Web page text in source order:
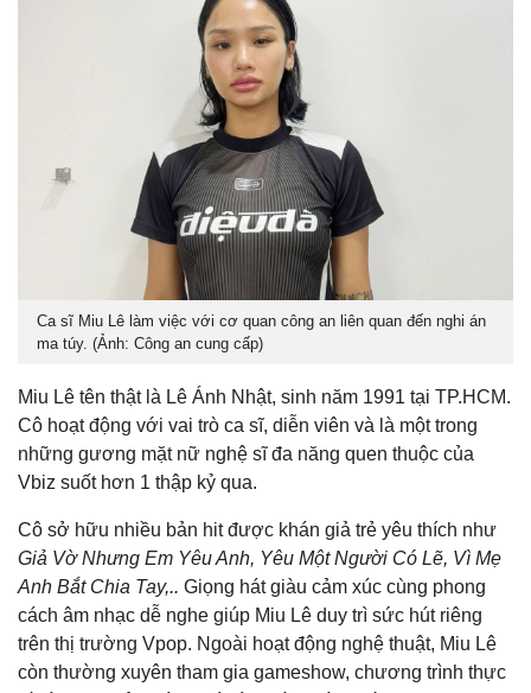
Ca sĩ Miu Lê làm việc với cơ quan công an liên quan đến nghi án
ma túy. (Ảnh: Công an cung cấp)
Miu Lê tên thật là Lê Ánh Nhật, sinh năm 1991 tại TP.HCM.
Cô hoạt động với vai trò ca sĩ, diễn viên và là một trong
những gương mặt nữ nghệ sĩ đa năng quen thuộc của
Vbiz suốt hơn 1 thập kỷ qua.
Cô sở hữu nhiều bản hit được khán giả trẻ yêu thích như
Giả Vờ Nhưng Em Yêu Anh, Yêu Một Người Có Lẽ, Vì Mẹ
Anh Bắt Chia Tay,.. Giọng hát giàu cảm xúc cùng phong
cách âm nhạc dễ nghe giúp Miu Lê duy trì sức hút riêng
trên thị trường Vpop. Ngoài hoạt động nghệ thuật, Miu Lê
còn thường xuyên tham gia gameshow, chương trình thực